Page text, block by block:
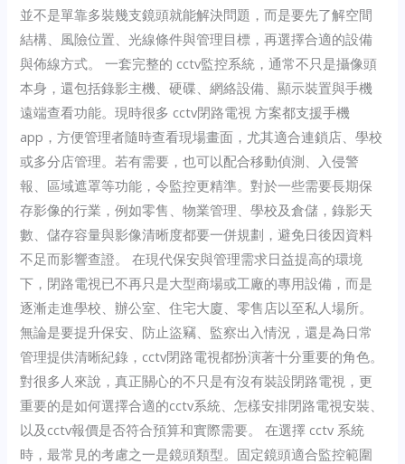
並不是單靠多裝幾支鏡頭就能解決問題，而是要先了解空間
結構、風險位置、光線條件與管理目標，再選擇合適的設備
與佈線方式。 一套完整的 cctv監控系統，通常不只是攝像頭
本身，還包括錄影主機、硬碟、網絡設備、顯示裝置與手機
遠端查看功能。現時很多 cctv閉路電視 方案都支援手機
app，方便管理者隨時查看現場畫面，尤其適合連鎖店、學校
或多分店管理。若有需要，也可以配合移動偵測、入侵警
報、區域遮罩等功能，令監控更精準。對於一些需要長期保
存影像的行業，例如零售、物業管理、學校及倉儲，錄影天
數、儲存容量與影像清晰度都要一併規劃，避免日後因資料
不足而影響查證。 在現代保安與管理需求日益提高的環境
下，閉路電視已不再只是大型商場或工廠的專用設備，而是
逐漸走進學校、辦公室、住宅大廈、零售店以至私人場所。
無論是要提升保安、防止盜竊、監察出入情況，還是為日常
管理提供清晰紀錄，cctv閉路電視都扮演著十分重要的角色。
對很多人來說，真正關心的不只是有沒有裝設閉路電視，更
重要的是如何選擇合適的cctv系統、怎樣安排閉路電視安裝、
以及cctv報價是否符合預算和實際需要。 在選擇 cctv 系統
時，最常見的考慮之一是鏡頭類型。固定鏡頭適合監控範圍